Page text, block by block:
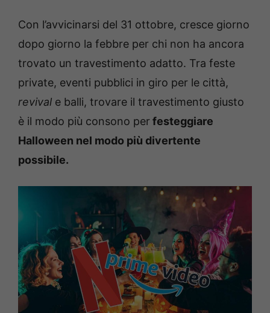
Con l’avvicinarsi del 31 ottobre, cresce giorno
dopo giorno la febbre per chi non ha ancora
trovato un travestimento adatto. Tra feste
private, eventi pubblici in giro per le città,
revival e balli, trovare il travestimento giusto
è il modo più consono perfesteggiare
Halloween nel modo più divertente
possibile.